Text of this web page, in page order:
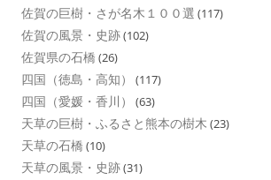
佐賀の巨樹・さが名木１００選 (117)
佐賀の風景・史跡(102)
佐賀県の石橋 (26)
四国（徳島・高知） (117)
四国（愛媛・香川） (63)
天草の巨樹・ふるさと熊本の樹木 (23)
天草の石橋 (10)
天草の風景・史跡(31)